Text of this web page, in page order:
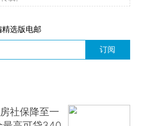
选版电邮
订阅
社保降至一